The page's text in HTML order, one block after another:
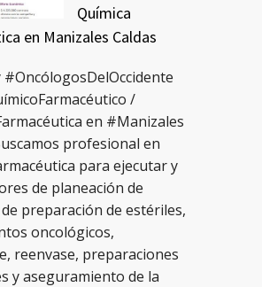
Química
en Manizales Caldas
/
en #Manizales
profesional en
para ejecutar y
de planeación de
preparación de estériles,
oncológicos,
reenvase, preparaciones
y aseguramiento de la